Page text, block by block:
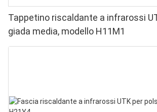
Tappetino riscaldante a infrarossi
giada media, modello H11M1